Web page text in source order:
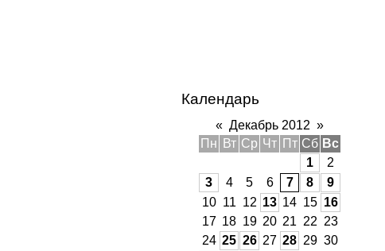
Календарь
« Декабрь 2012 »
Пн
Вт Ср Чт Пт Сб Вс
1
2
3
4 5 6 7 8
9
10 11 12 13 14 15 16
17 18 19 20 21 22 23
24 25 26 27 28 29 30